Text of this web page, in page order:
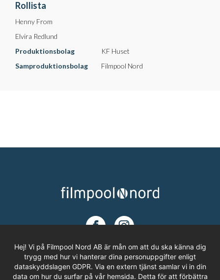
Rollista
Henny From
Elvira Redlund
Produktionsbolag
KF Huset
Samproduktionsbolag
Filmpool Nord
ADRESS
Hej! Vi på Filmpool Nord AB är mån om att du ska känna dig
trygg med hur vi hanterar dina personuppgifter enligt
dataskyddslagen GDPR. Via en extern tjänst samlar vi in din
data om hur du surfar på vår hemsida. Detta för att förbättra